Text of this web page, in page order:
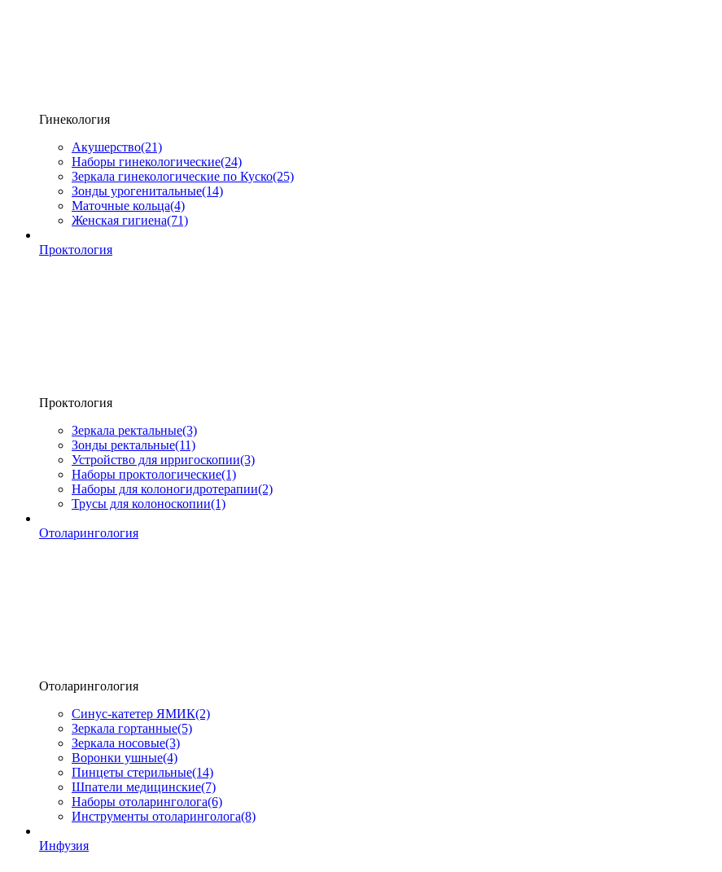
Гинекология
Акушерство(21)
Наборы гинекологические(24)
Зеркала гинекологические по Куско(25)
Зонды урогенитальные(14)
Маточные кольца(4)
Женская гигиена(71)
Проктология
Проктология
Зеркала ректальные(3)
Зонды ректальные(11)
Устройство для ирригоскопии(3)
Наборы проктологические(1)
Наборы для колоногидротерапии(2)
Трусы для колоноскопии(1)
Отоларингология
Отоларингология
Синус-катетер ЯМИК(2)
Зеркала гортанные(5)
Зеркала носовые(3)
Воронки ушные(4)
Пинцеты стерильные(14)
Шпатели медицинские(7)
Наборы отоларинголога(6)
Инструменты отоларинголога(8)
Инфузия